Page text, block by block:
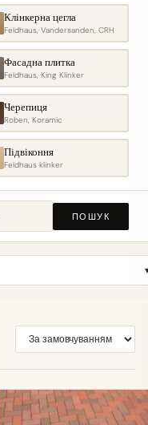
Клінкерна цегла
Feldhaus, Vandersanden, CRH
Фасадна плитка
Feldhaus, King Klinker
Черепиця
Roben, Koramic
Підвіконня
Feldhaus klinker
ПОШУК